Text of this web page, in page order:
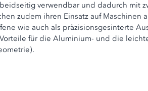
verwendbar und dadurch mit
zudem ihren Einsatz auf
wie auch als präzisionsgesinterte
für die Aluminium- und die